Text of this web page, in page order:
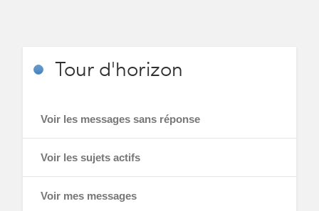
Tourd'horizon
Voir les messages sans réponse
Voir les sujets actifs
Voir mes messages